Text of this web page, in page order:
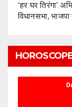
‘हर घर तिरंगा’
विधानसभा,